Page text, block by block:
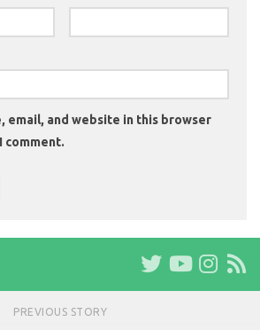
email, and website in this browser
comment.
PREVIOUS STORY